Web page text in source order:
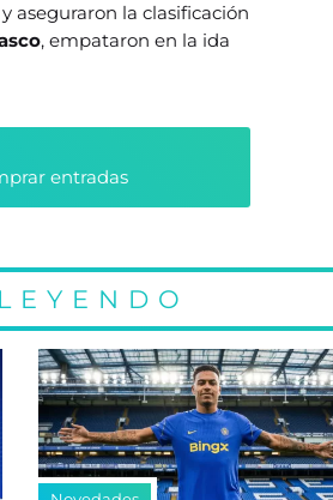
aseguraron la clasificación
, empataron en la ida
entradas